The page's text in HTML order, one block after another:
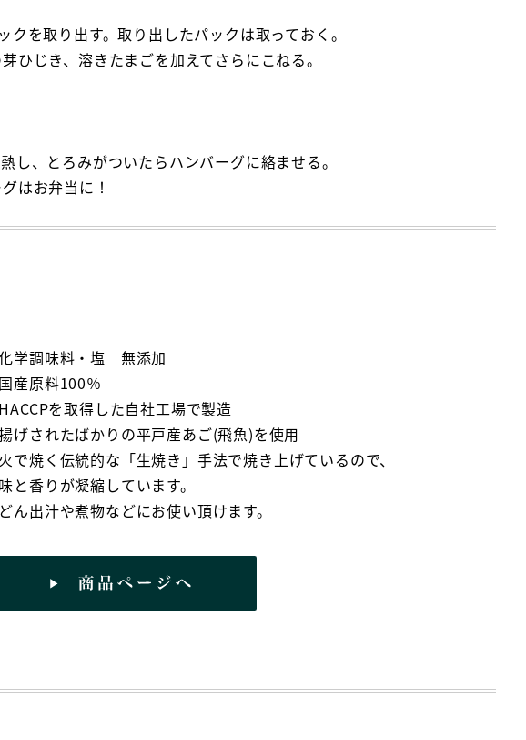
取り出す。取り出したパックは取っておく。
じき、溶きたまごを加えてさらにこねる。
、とろみがついたらハンバーグに絡ませる。
はお弁当に！
学調味料・塩 無添加
産原料100％
を取得した自社工場で製造
げされたばかりの平戸産あご(飛魚)を使用
で焼く伝統的な「生焼き」手法で焼き上げているので、
と香りが凝縮しています。
ん出汁や煮物などにお使い頂けます。